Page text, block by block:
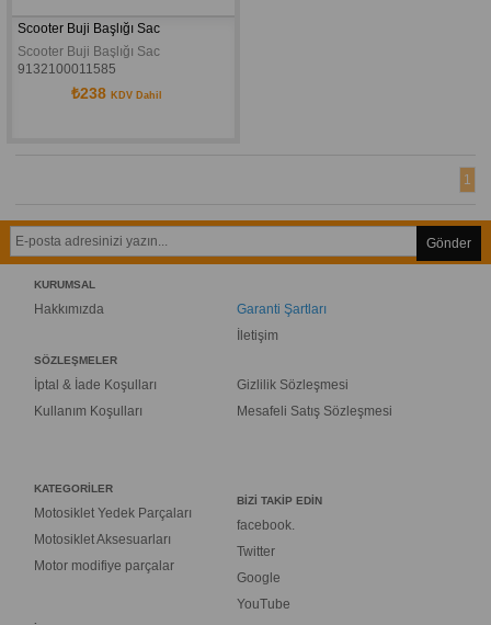
Scooter Buji Başlığı Sac
Scooter Buji Başlığı Sac
9132100011585
₺238 KDV Dahil
1
Gönder
KURUMSAL
Hakkımızda
Garanti Şartları
İletişim
SÖZLEŞMELER
İptal & İade Koşulları
Kullanım Koşulları
Gizlilik Sözleşmesi
Mesafeli Satış Sözleşmesi
KATEGORİLER
Motosiklet Yedek Parçaları
Motosiklet Aksesuarları
Motor modifiye parçalar
BİZİ TAKİP EDİN
facebook.
Twitter
Google
YouTube